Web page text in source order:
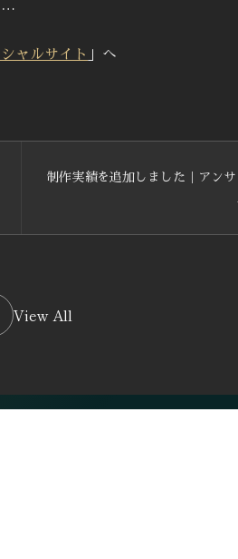
…
ャルサイト 」へ
制作実績を追加しました｜アン
View All